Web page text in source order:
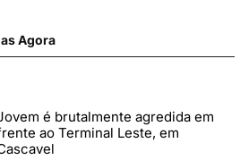
Agora
é brutalmente agredida em
ao Terminal Leste, em